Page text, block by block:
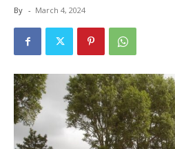
By - March 4, 2024